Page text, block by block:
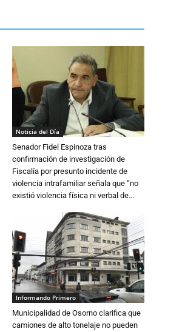
Noticia del Día
Senador Fidel Espinoza tras
confirmación de investigación de
Fiscalía por presunto incidente de
violencia intrafamiliar señala que “no
existió violencia física ni verbal de...
Informando Primero
Municipalidad de Osorno clarifica que
camiones de alto tonelaje no pueden